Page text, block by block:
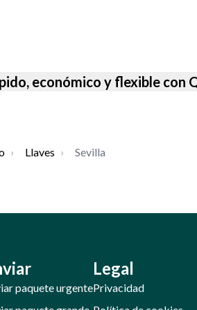
económico y flexible con
› Llaves › Sevilla
paquete urgente
Legal
Privacidad